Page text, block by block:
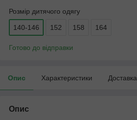
Розмір дитячого одягу
140-146 152 158 164
Готово до відправки
Опис Характеристики Доставка
Опис